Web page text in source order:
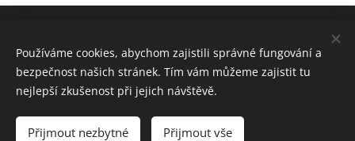
Cookies
Používáme cookies, abychom zajistili správné fungování a
bezpečnost našich stránek. Tím vám můžeme zajistit tu
nejlepší zkušenost při jejich návštěvě.
Přijmout nezbytné Přijmout vše